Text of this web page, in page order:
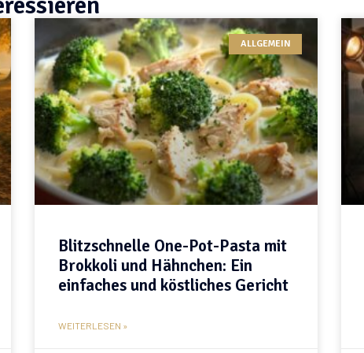
ALLGEMEIN
Blitzschnelle One-Pot-Pasta mit
Brokkoli und Hähnchen: Ein
einfaches und köstliches Gericht
WEITERLESEN »